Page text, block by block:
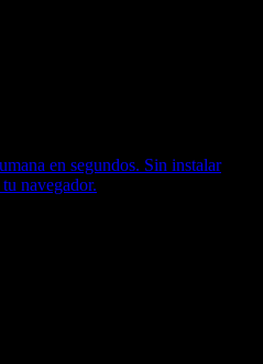
en segundos. Sin instalar
navegador.